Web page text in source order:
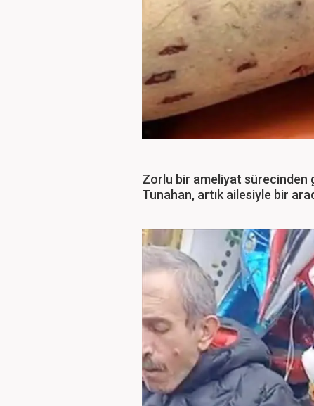
Zorlu bir ameliyat sürecinden
Tunahan, artık ailesiyle bir